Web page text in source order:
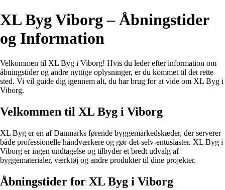
XL Byg Viborg – Åbningstider
og Information
Velkommen til XL Byg i Viborg! Hvis du leder efter information om
åbningstider og andre nyttige oplysninger, er du kommet til det rette
sted. Vi vil guide dig igennem alt, du har brug for at vide om XL Byg i
Viborg.
Velkommen til XL Byg i Viborg
XL Byg er en af Danmarks førende byggemarkedskæder, der serverer
både professionelle håndværkere og gør-det-selv-entusiaster. XL Byg i
Viborg er ingen undtagelse og tilbyder et bredt udvalg af
byggematerialer, værktøj og andre produkter til dine projekter.
Åbningstider for XL Byg i Viborg